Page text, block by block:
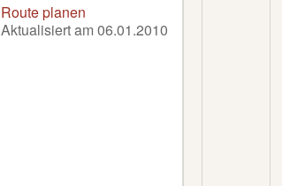
Route planen
Aktualisiert am 06.01.2010